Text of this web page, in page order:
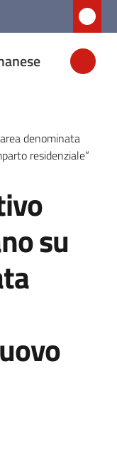
denominata
residenziale”
su